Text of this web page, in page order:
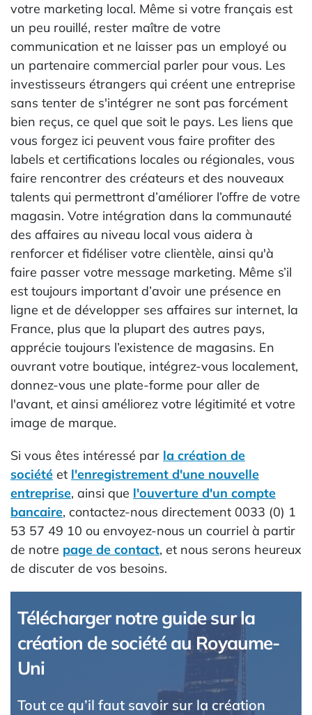
votre marketing local. Même si votre français est
un peu rouillé, rester maître de votre
communication et ne laisser pas un employé ou
un partenaire commercial parler pour vous. Les
investisseurs étrangers qui créent une entreprise
sans tenter de s'intégrer ne sont pas forcément
bien reçus, ce quel que soit le pays. Les liens que
vous forgez ici peuvent vous faire profiter des
labels et certifications locales ou régionales, vous
faire rencontrer des créateurs et des nouveaux
talents qui permettront d’améliorer l’offre de votre
magasin. Votre intégration dans la communauté
des affaires au niveau local vous aidera à
renforcer et fidéliser votre clientèle, ainsi qu'à
faire passer votre message marketing. Même s’il
est toujours important d’avoir une présence en
ligne et de développer ses affaires sur internet, la
France, plus que la plupart des autres pays,
apprécie toujours l’existence de magasins. En
ouvrant votre boutique, intégrez-vous localement,
donnez-vous une plate-forme pour aller de
l'avant, et ainsi améliorez votre légitimité et votre
image de marque.
Si vous êtes intéressé par la création de
société et l'enregistrement d'une nouvelle
entreprise, ainsi que l'ouverture d'un compte
bancaire, contactez-nous directement 0033 (0) 1
53 57 49 10 ou envoyez-nous un courriel à partir
de notre page de contact, et nous serons heureux
de discuter de vos besoins.
Télécharger notre guide sur la
création de société au Royaume-
Uni
Tout ce qu’il faut savoir sur la création